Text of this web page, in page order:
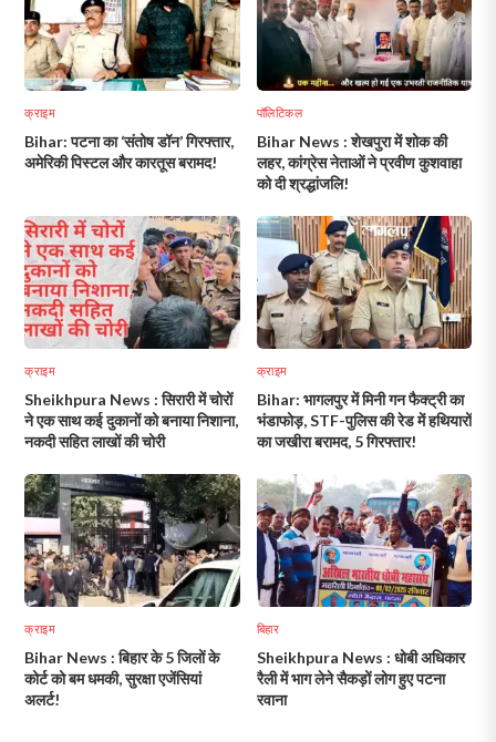
क्राइम
Bihar: पटना का ‘संतोष डॉन’ गिरफ्तार,
अमेरिकी पिस्टल और कारतूस बरामद!
पॉलिटिकल
Bihar News : शेखपुरा में शोक की
लहर, कांग्रेस नेताओं ने प्रवीण कुशवाहा
को दी श्रद्धांजलि!
क्राइम
Sheikhpura News : सिरारी में चोरों
ने एक साथ कई दुकानों को बनाया निशाना,
नकदी सहित लाखों की चोरी
क्राइम
Bihar: भागलपुर में मिनी गन फैक्ट्री का
भंडाफोड़, STF-पुलिस की रेड में हथियारों
का जखीरा बरामद, 5 गिरफ्तार!
क्राइम
Bihar News : बिहार के 5 जिलों के
कोर्ट को बम धमकी, सुरक्षा एजेंसियां
अलर्ट!
बिहार
Sheikhpura News : धोबी अधिकार
रैली में भाग लेने सैकड़ों लोग हुए पटना
रवाना